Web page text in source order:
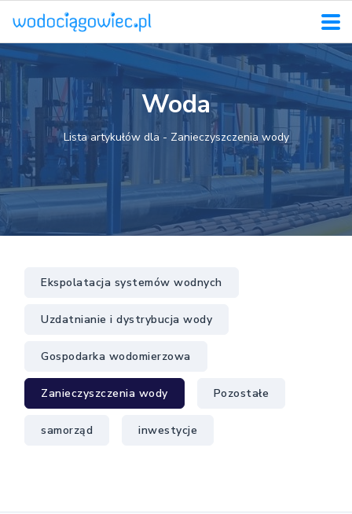
Woda
Lista artykułów dla - Zanieczyszczenia wody
Ekspolatacja systemów wodnych
Uzdatnianie i dystrybucja wody
Gospodarka wodomierzowa
Zanieczyszczenia wody Pozostałe
samorząd inwestycje